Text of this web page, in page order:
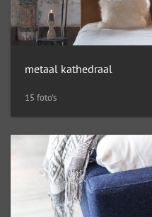
metaal kathedraal
15 foto's